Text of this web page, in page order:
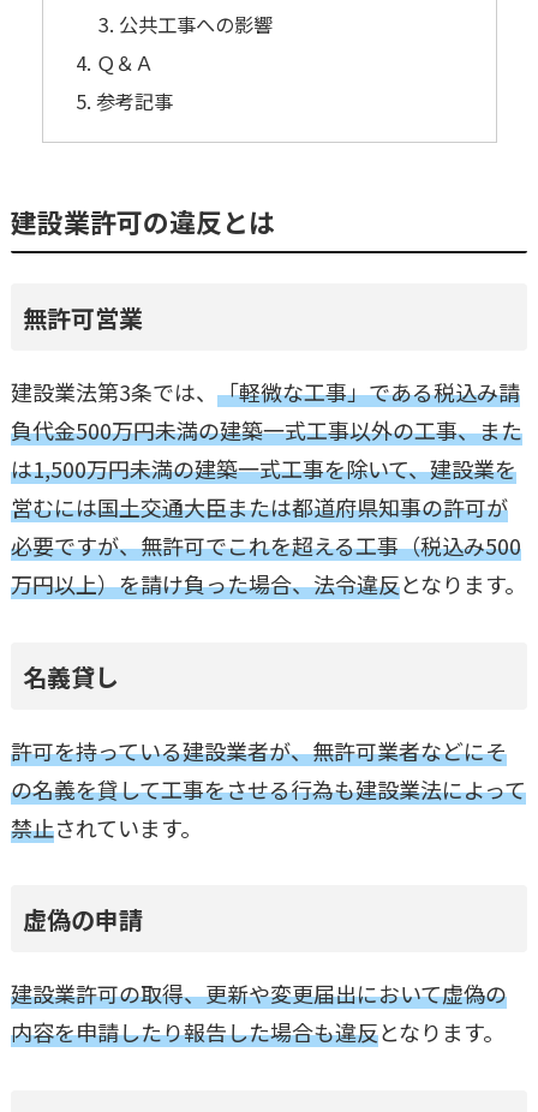
公共工事への影響
Ｑ＆Ａ
参考記事
建設業許可の違反とは
無許可営業
建設業法第3条では、 「軽微な工事」である税込み請
負代金500万円未満の建築一式工事以外の工事、また
は1,500万円未満の建築一式工事を除いて、建設業を
営むには国土交通大臣または都道府県知事の許可が
必要ですが、無許可でこれを超える工事（税込み500
万円以上）を請け負った場合、法令違反となります。
名義貸し
許可を持っている建設業者が、無許可業者などにそ
の名義を貸して工事をさせる行為も建設業法によって
禁止されています。
虚偽の申請
建設業許可の取得、更新や変更届出において虚偽の
内容を申請したり報告した場合も違反となります。